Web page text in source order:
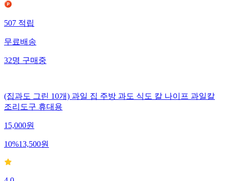
507적립
무료배송
32명구매중
(집과도 그린 10개) 과일 집 주방 과도 식도 칼 나이프 과일칼
조리도구 휴대용
15,000원
10%13,500원